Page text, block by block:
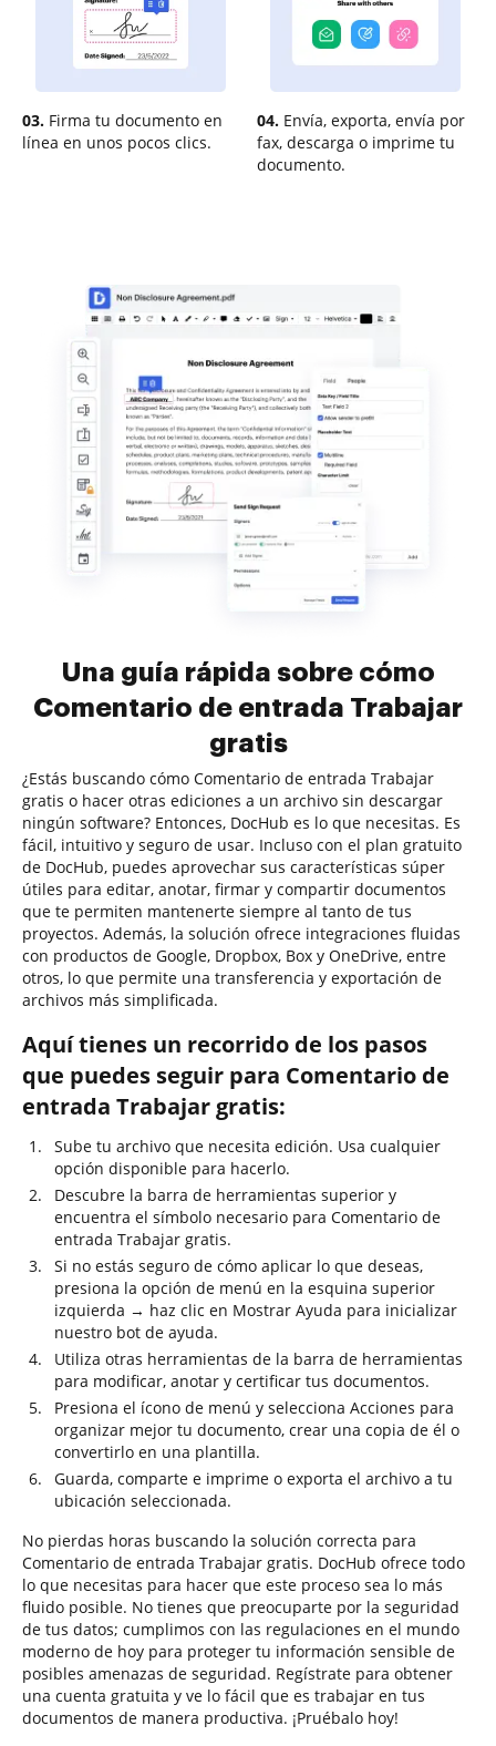
03. Firma tu documento en
línea en unos pocos clics.
04. Envía, exporta, envía por
fax, descarga o imprime tu
documento.
Una guía rápida sobre cómo
Comentario de entrada Trabajar
gratis
¿Estás buscando cómo Comentario de entrada Trabajar
gratis o hacer otras ediciones a un archivo sin descargar
ningún software? Entonces, DocHub es lo que necesitas. Es
fácil, intuitivo y seguro de usar. Incluso con el plan gratuito
de DocHub, puedes aprovechar sus características súper
útiles para editar, anotar, firmar y compartir documentos
que te permiten mantenerte siempre al tanto de tus
proyectos. Además, la solución ofrece integraciones fluidas
con productos de Google, Dropbox, Box y OneDrive, entre
otros, lo que permite una transferencia y exportación de
archivos más simplificada.
Aquí tienes un recorrido de los pasos
que puedes seguir para Comentario de
entrada Trabajar gratis:
Sube tu archivo que necesita edición. Usa cualquier
opción disponible para hacerlo.
Descubre la barra de herramientas superior y
encuentra el símbolo necesario para Comentario de
entrada Trabajar gratis.
Si no estás seguro de cómo aplicar lo que deseas,
presiona la opción de menú en la esquina superior
izquierda → haz clic en Mostrar Ayuda para inicializar
nuestro bot de ayuda.
Utiliza otras herramientas de la barra de herramientas
para modificar, anotar y certificar tus documentos.
Presiona el ícono de menú y selecciona Acciones para
organizar mejor tu documento, crear una copia de él o
convertirlo en una plantilla.
Guarda, comparte e imprime o exporta el archivo a tu
ubicación seleccionada.
No pierdas horas buscando la solución correcta para
Comentario de entrada Trabajar gratis. DocHub ofrece todo
lo que necesitas para hacer que este proceso sea lo más
fluido posible. No tienes que preocuparte por la seguridad
de tus datos; cumplimos con las regulaciones en el mundo
moderno de hoy para proteger tu información sensible de
posibles amenazas de seguridad. Regístrate para obtener
una cuenta gratuita y ve lo fácil que es trabajar en tus
documentos de manera productiva. ¡Pruébalo hoy!